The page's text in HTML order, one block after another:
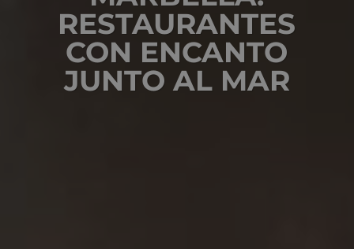
RESTAURANTES
CON ENCANTO
JUNTO AL MAR